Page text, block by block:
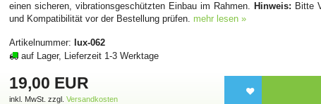
einen sicheren, vibrationsgeschützten Einbau im Rahmen.
Hinweis: Bitte
und Kompatibilität vor der Bestellung prüfen. mehr lesen »
Artikelnummer: lux-062
auf Lager, Lieferzeit 1-3 Werktage
19,00 EUR
inkl. MwSt. zzgl.Versandkosten